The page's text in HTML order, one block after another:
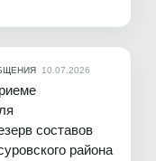
10.07.2026
составов
района